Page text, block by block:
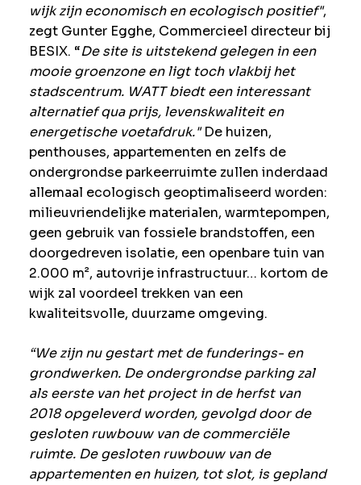
wijk zijn economisch en ecologisch positief",
zegt Gunter Egghe, Commercieel directeur bij
BESIX. “De site is uitstekend gelegen in een
mooie groenzone en ligt toch vlakbij het
stadscentrum. WATT biedt een interessant
alternatief qua prijs, levenskwaliteit en
energetische voetafdruk."De huizen,
penthouses, appartementen en zelfs de
ondergrondse parkeerruimte zullen inderdaad
allemaal ecologisch geoptimaliseerd worden:
milieuvriendelijke materialen, warmtepompen,
geen gebruik van fossiele brandstoffen, een
doorgedreven isolatie, een openbare tuin van
2.000 m², autovrije infrastructuur… kortom de
wijk zal voordeel trekken van een
kwaliteitsvolle, duurzame omgeving.
“We zijn nu gestart met de funderings- en
grondwerken. De ondergrondse parking zal
als eerste van het project in de herfst van
2018 opgeleverd worden, gevolgd door de
gesloten ruwbouw van de commerciële
ruimte. De gesloten ruwbouw van de
appartementen en huizen, tot slot, is gepland